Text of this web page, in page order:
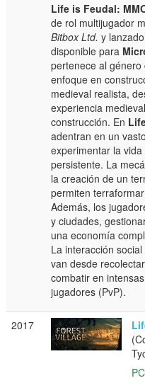
Life is Feudal:
de rol multijugador
Bitbox Ltd. y
disponible para
pertenece al
enfoque en
medieval realista,
experiencia
construcción. En
adentran en un
experimentar la
persistente. La
la creación de un
permiten
Además, los
y ciudades,
una economía
La interacción
van desde
combatir en
jugadores (PvP).
2017
PC